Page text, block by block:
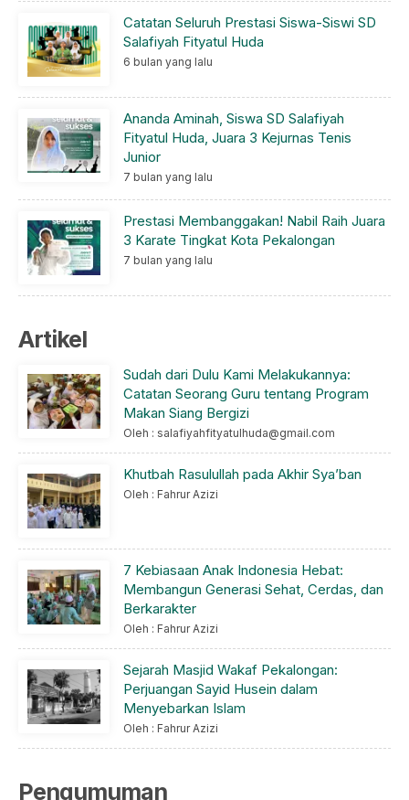
Catatan Seluruh Prestasi Siswa-Siswi SD
Salafiyah Fityatul Huda
6 bulan yang lalu
Ananda Aminah, Siswa SD Salafiyah
Fityatul Huda, Juara 3 Kejurnas Tenis
Junior
7 bulan yang lalu
Prestasi Membanggakan! Nabil Raih Juara
3 Karate Tingkat Kota Pekalongan
7 bulan yang lalu
Artikel
Sudah dari Dulu Kami Melakukannya:
Catatan Seorang Guru tentang Program
Makan Siang Bergizi
Oleh : salafiyahfityatulhuda@gmail.com
Khutbah Rasulullah pada Akhir Sya’ban
Oleh : Fahrur Azizi
7 Kebiasaan Anak Indonesia Hebat:
Membangun Generasi Sehat, Cerdas, dan
Berkarakter
Oleh : Fahrur Azizi
Sejarah Masjid Wakaf Pekalongan:
Perjuangan Sayid Husein dalam
Menyebarkan Islam
Oleh : Fahrur Azizi
Pengumuman